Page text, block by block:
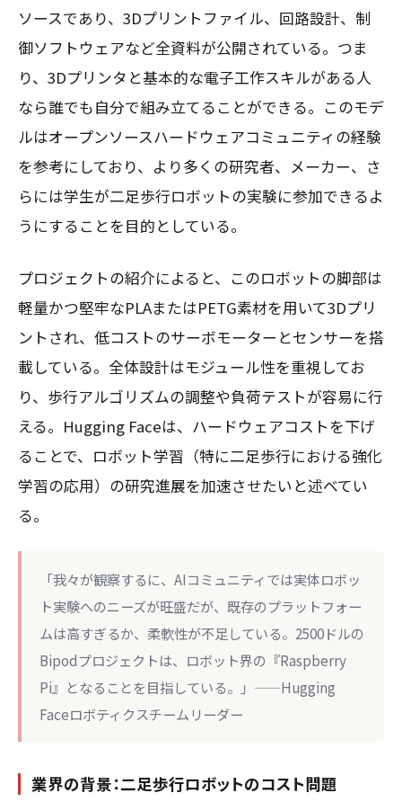
ソースであり、3Dプリントファイル、回路設計、制
御ソフトウェアなど全資料が公開されている。つま
り、3Dプリンタと基本的な電子工作スキルがある人
なら誰でも自分で組み立てることができる。このモデ
ルはオープンソースハードウェアコミュニティの経験
を参考にしており、より多くの研究者、メーカー、さ
らには学生が二足歩行ロボットの実験に参加できるよ
うにすることを目的としている。
プロジェクトの紹介によると、このロボットの脚部は
軽量かつ堅牢なPLAまたはPETG素材を用いて3Dプリ
ントされ、低コストのサーボモーターとセンサーを搭
載している。全体設計はモジュール性を重視してお
り、歩行アルゴリズムの調整や負荷テストが容易に行
える。Hugging Faceは、ハードウェアコストを下げ
ることで、ロボット学習（特に二足歩行における強化
学習の応用）の研究進展を加速させたいと述べてい
る。
「我々が観察するに、AIコミュニティでは実体ロボッ
ト実験へのニーズが旺盛だが、既存のプラットフォー
ムは高すぎるか、柔軟性が不足している。2500ドルの
Bipodプロジェクトは、ロボット界の『Raspberry
Pi』となることを目指している。」——Hugging
Faceロボティクスチームリーダー
業界の背景：二足歩行ロボットのコスト問題